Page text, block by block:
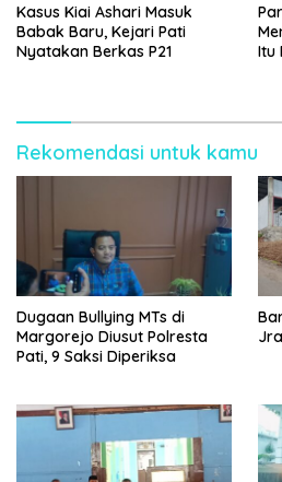
Kasus Kiai Ashari Masuk
Babak Baru, Kejari Pati
Nyatakan Berkas P21
Itu
Rekomendasi untuk kamu
Dugaan Bullying MTs di
Margorejo Diusut Polresta
Pati, 9 Saksi Diperiksa